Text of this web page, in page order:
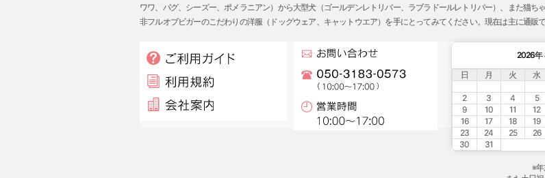
ワワ、パグ、シーズー、ポメラニアン）から大型犬（ゴールデンレトリバー、ラブラドールレトリバー）、また猫
非フルオブビガーのこだわりの洋服（ドッグウェア、キャットウエア）を手にとってみてください。現在は主に通販で
2026年
日
月 火 水
2
3 4 5
9
10 11 12
16
17 18 19
23
24 25 26
30
31
※